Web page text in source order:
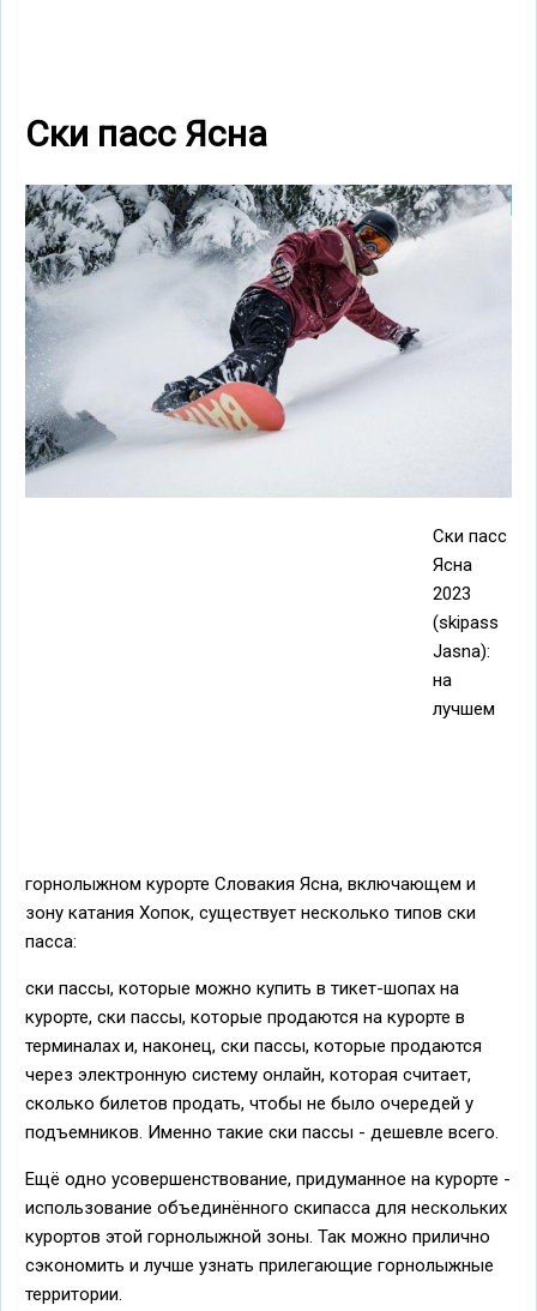
Cки пасс Ясна
Ски пасс
Ясна
2023
(skipass
Jasna):
на
лучшем
горнолыжном курорте Словакия Ясна, включающем и
зону катания Хопок, существует несколько типов ски
пасса:
ски пассы, которые можно купить в тикет-шопах на
курорте, ски пассы, которые продаются на курорте в
терминалах и, наконец, ски пассы, которые продаются
через электронную систему онлайн, которая считает,
сколько билетов продать, чтобы не было очередей у
подъемников. Именно такие ски пассы - дешевле всего.
Ещё одно усовершенствование, придуманное на курорте -
использование объединённого скипасса для нескольких
курортов этой горнолыжной зоны. Так можно прилично
сэкономить и лучше узнать прилегающие горнолыжные
территории.